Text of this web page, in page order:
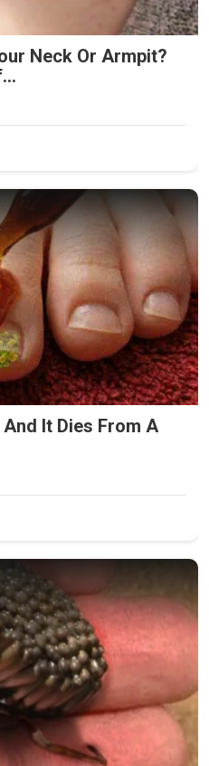
Neck Or Armpit?
It Dies From A